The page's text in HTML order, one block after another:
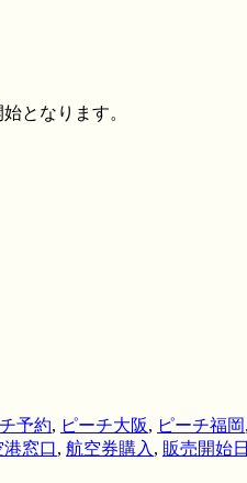
となります。
予約, ピーチ大阪, ピーチ福岡,
港窓口, 航空券購入 , 販売開始日